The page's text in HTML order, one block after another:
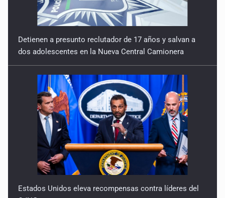
Detienen a presunto reclutador de 17 años y salvan a
dos adolescentes en la Nueva Central Camionera
Estados Unidos eleva recompensas contra líderes del